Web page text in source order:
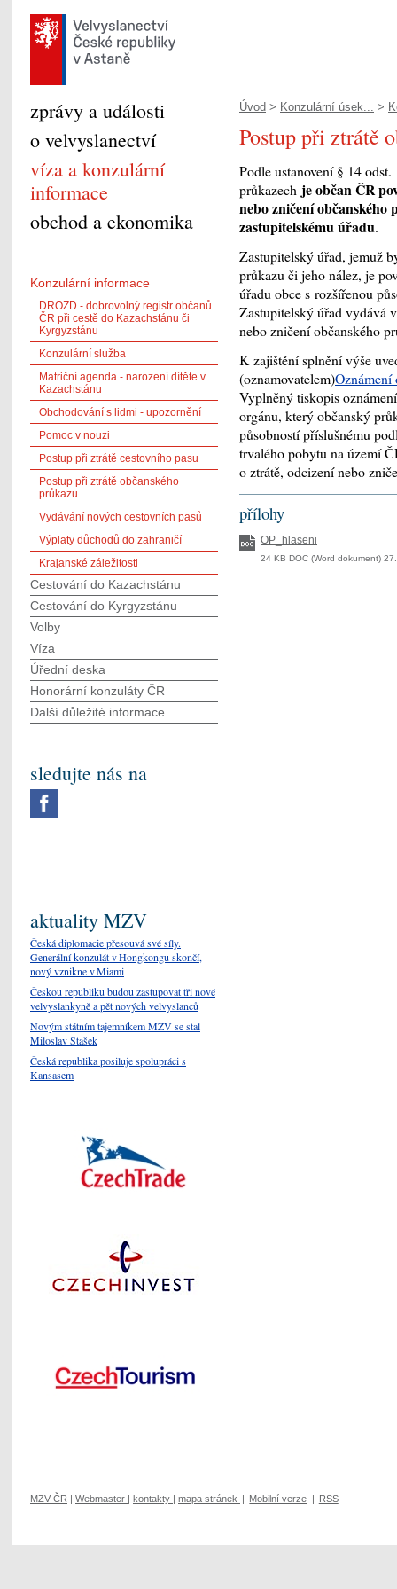
Úvod > Konzulární úsek... >
Postup při ztrátě
Podle ustanovení § 14
průkazech je občan ČR
nebo zničení
zastupitelskému úřadu.
Zastupitelský úřad, jemuž
průkazu či jeho nález, je
úřadu obce s rozšířenou
Zastupitelský úřad vydává
nebo zničení občanského
K zajištění splnění výše
(oznamovatelem)Oznámení
Vyplněný tiskopis
orgánu, který občanský
působností příslušnému
trvalého pobytu na území
o ztrátě, odcizení nebo
přílohy
OP_hlaseni
24 KB DOC (Word dokument)
zprávy a události
o velvyslanectví
víza a konzulární
informace
obchod a ekonomika
Konzulární informace
DROZD - dobrovolný registr občanů
ČR při cestě do Kazachstánu či
Kyrgyzstánu
Konzulární služba
Matriční agenda - narození dítěte v
Kazachstánu
Obchodování s lidmi - upozornění
Pomoc v nouzi
Postup při ztrátě cestovního pasu
Postup při ztrátě občanského
průkazu
Vydávání nových cestovních pasů
Výplaty důchodů do zahraničí
Krajanské záležitosti
Cestování do Kazachstánu
Cestování do Kyrgyzstánu
Volby
Víza
Úřední deska
Honorární konzuláty ČR
Další důležité informace
sledujte nás na
aktuality MZV
Česká diplomacie přesouvá své síly.
Generální konzulát v Hongkongu skončí,
nový vznikne v Miami
Českou republiku budou zastupovat tři nové
velvyslankyně a pět nových velvyslanců
Novým státním tajemníkem MZV se stal
Miloslav Stašek
Česká republika posiluje spolupráci s
Kansasem
MZV ČR | Webmaster | kontakty | mapa stránek | Mobilní verze | RSS